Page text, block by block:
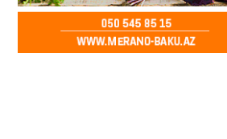
07.08.2026- 14:30
REKLAM